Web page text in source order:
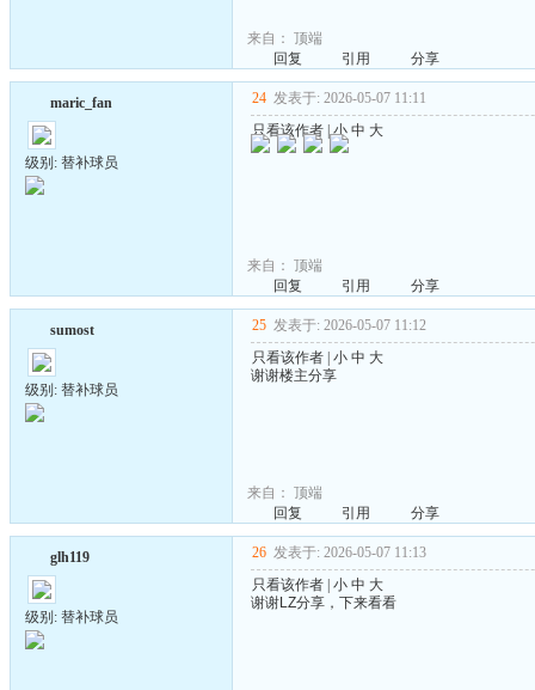
来自： 顶端
回复
引用 分享
maric_fan
级别: 替补球员
24 发表于: 2026-05-07 11:11
只看该作者 |小 中 大
来自： 顶端
回复
引用 分享
sumost
级别: 替补球员
25 发表于: 2026-05-07 11:12
只看该作者 小 中 大
谢谢楼主分享
来自： 顶端
回复
引用 分享
glh119
级别: 替补球员
26 发表于: 2026-05-07 11:13
只看该作者 小 中 大
谢谢LZ分享，下来看看